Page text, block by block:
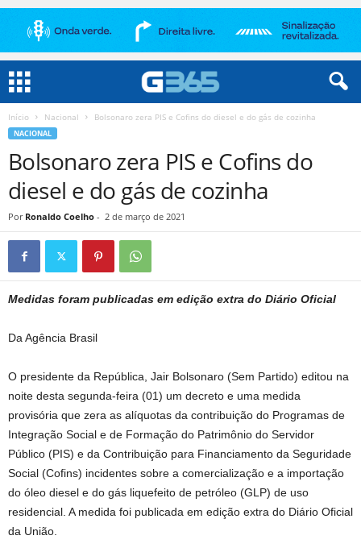
Início Nacional Bolsonaro zera PIS e Cofins do diesel e do gás de cozinha
NACIONAL
Bolsonaro zera PIS e Cofins do
diesel e do gás de cozinha
Por Ronaldo Coelho - 2 de março de 2021
Medidas foram publicadas em edição extra do Diário Oficial
Da Agência Brasil
O presidente da República, Jair Bolsonaro (Sem Partido) editou na
noite desta segunda-feira (01) um decreto e uma medida
provisória que zera as alíquotas da contribuição do Programas de
Integração Social e de Formação do Patrimônio do Servidor
Público (PIS) e da Contribuição para Financiamento da Seguridade
Social (Cofins) incidentes sobre a comercialização e a importação
do óleo diesel e do gás liquefeito de petróleo (GLP) de uso
residencial. A medida foi publicada em edição extra do Diário Oficial
da União.